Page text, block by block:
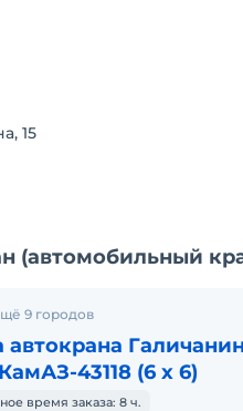
15
(автомобильный
9 городов
43118 (6 х 6)
время заказа: 8 ч.